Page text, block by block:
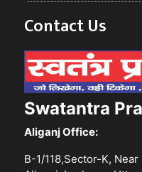
Contact Us
Swatantra
Aliganj Office:
B-1/118,Sector-K,